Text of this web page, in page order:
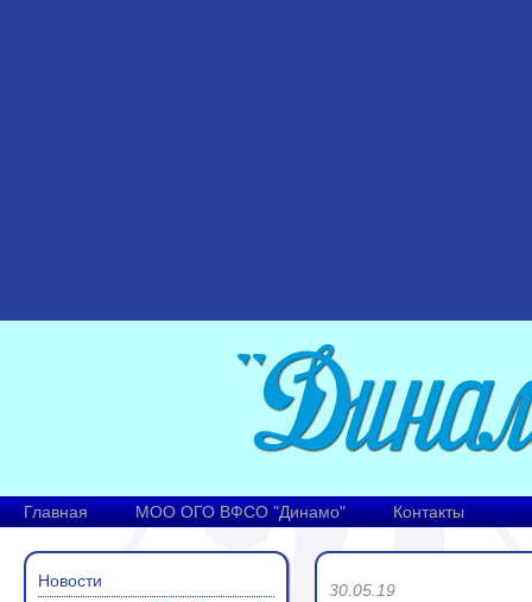
Главная МОО ОГО ВФСО "Динамо" Контакты
Новости
30.05.19